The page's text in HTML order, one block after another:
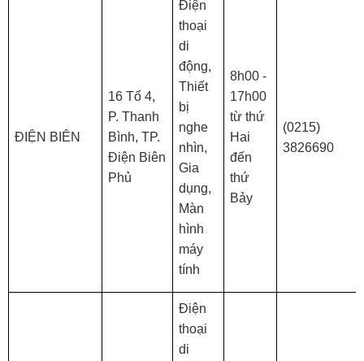
ĐIỆN BIÊN
16 Tổ 4,
P. Thanh
Bình, TP.
Điện Biên
Phủ
Điện
thoại
di
động,
Thiết
bị
nghe
nhìn,
Gia
dụng,
Màn
hình
máy
tính
8h00 -
17h00
từ thứ
Hai
đến
thứ
Bảy
(0215)
3826690
Điện
thoại
di